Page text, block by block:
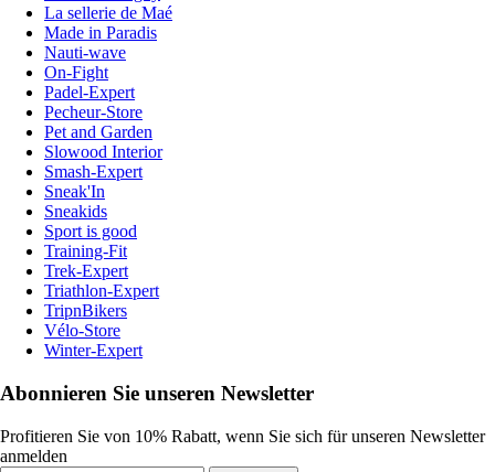
La sellerie de Maé
Made in Paradis
Nauti-wave
On-Fight
Padel-Expert
Pecheur-Store
Pet and Garden
Slowood Interior
Smash-Expert
Sneak'In
Sneakids
Sport is good
Training-Fit
Trek-Expert
Triathlon-Expert
TripnBikers
Vélo-Store
Winter-Expert
Abonnieren Sie unseren Newsletter
Profitieren Sie von 10% Rabatt, wenn Sie sich für unseren Newsletter
anmelden